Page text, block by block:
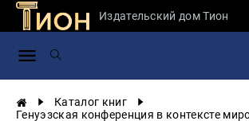
Издательский дом Тион
Каталог книг
Генуэзская конференция в контексте
Занимательная
России